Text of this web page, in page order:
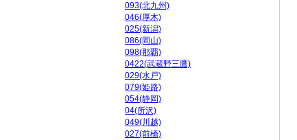
093(北九州)
046(厚木)
025(新潟)
086(岡山)
098(那覇)
0422(武蔵野三鷹)
029(水戸)
079(姫路)
054(静岡)
04(所沢)
049(川越)
027(前橋)